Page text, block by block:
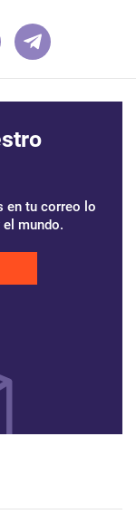
en tu correo lo
mundo.